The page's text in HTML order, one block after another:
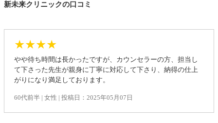
新未来クリニックの口コミ
★★★★
やや待ち時間は長かったですが、カウンセラーの方、担当し
て下さった先生が親身に丁寧に対応して下さり、納得の仕上
がりになり満足しております。
60代前半 | 女性 | 投稿日：2025年05月07日